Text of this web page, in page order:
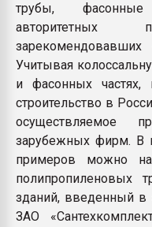
трубы,
авторитетных
Учитывая
и фасонных частях,
строительство в
осуществляемое
зарубежных фирм. В
примеров можно
полипропиленовых
зданий, введенный в
ЗАО